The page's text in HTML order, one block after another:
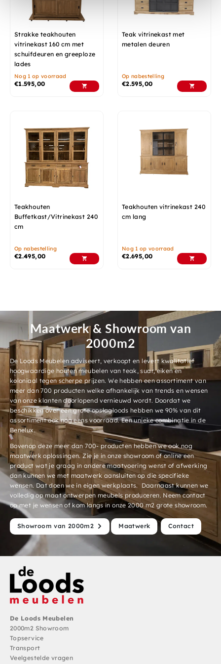
Strakke teakhouten
vitrinekast 160 cm met
schuifdeuren en greeploze
lades
Nog 1 op voorraad
€1.595,00
Teak vitrinekast met
metalen deuren
Op nabestelling
€2.595,00
Teakhouten
Buffetkast/Vitrinekast 240
cm
Op nabestelling
€2.495,00
Teakhouten vitrinekast 240
cm lang
Nog 1 op voorraad
€2.695,00
Maatwerk & Showroom van
2000m2
De Loods Meubelen adviseert, verkoopt en levert kwalitatief
hoogwaardige houten meubelen van teak, suar, eiken en
koloniaal tegen scherpe prijzen. We hebben een assortiment van
meer dan 700 producten welke afhankelijk van trends en wensen
van onze klanten doorlopend vernieuwd wordt. Doordat we
beschikken over een grote opslagloods hebben we 90% van dit
assortiment ook nog eens voorraad. Een unieke combinatie in de
Benelux.
Bovenop deze meer dan 700- producten hebben we ook nog
maatwerk oplossingen. Zie je in onze showroom of online een
product wat je graag in andere maatvoering wenst of afwerking
dan kunnen we met maatwerk aansluiten op die specifieke
wensen. Dat doen we in eigen werkplaats. Daarnaast kunnen we
volledig op maat ontwerpen meubels produceren. Neem contact
op met je wensen of kom langs in onze 2000 m2 grote showroom.
Showroom van 2000m2 Maatwerk Contact
De Loods Meubelen
2000m2 Showroom
Topservice
Transport
Veelgestelde vragen